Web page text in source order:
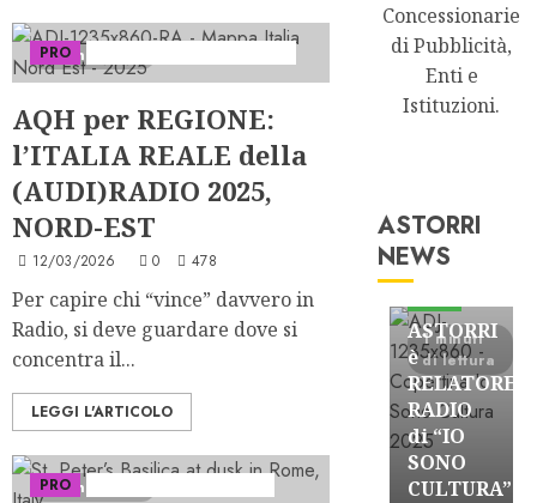
3 minuti letti
PRO
AQH per REGIONE:
l’ITALIA REALE della
(AUDI)RADIO 2025,
NORD-EST
12/03/2026 0 478
Per capire chi “vince” davvero in
Radio, si deve guardare dove si
concentra il...
LEGGI L'ARTICOLO
2 minuti letti
PRO
Concessionarie
di Pubblicità,
Enti e
Istituzioni.
ASTORRI
NEWS
1 minuti
di lettura
Astorri News
ASTORRI
è
RELATORE
RADIO
di “IO
SONO
CULTURA”